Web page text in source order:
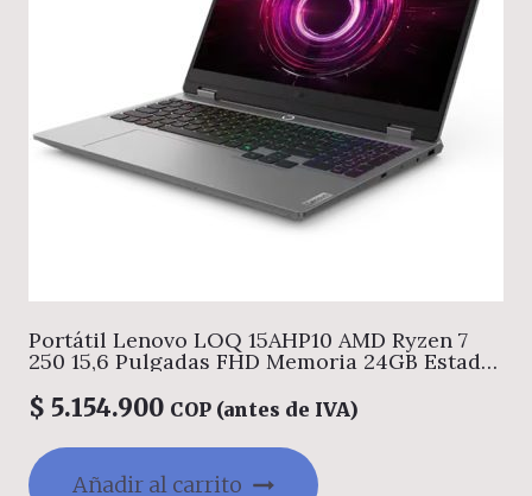
Portátil Lenovo LOQ 15AHP10 AMD Ryzen 7
250 15,6 Pulgadas FHD Memoria 24GB Estado
5050 8GB Windows 11 Home Color Gris.
$ 5.154.900 COP (antes de IVA)
Añadir al carrito